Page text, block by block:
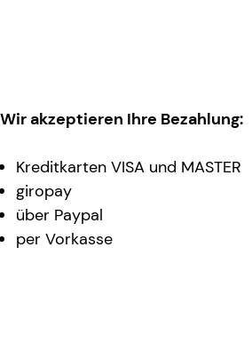
Wir akzeptieren Ihre Bezahlung:
Kreditkarten VISA und MASTER
giropay
über Paypal
per Vorkasse